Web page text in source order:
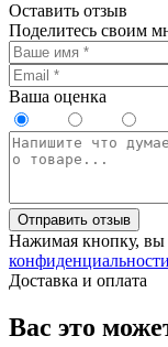
Оставить отзыв
Поделитесь своим
Ваша оценка
Отправить отзыв
Нажимая кнопку, вы
конфиденциальности
Доставка и оплата
Вас это